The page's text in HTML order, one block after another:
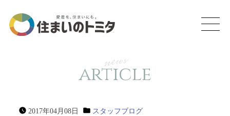
news
article
2017年04月08日 スタッフブログ